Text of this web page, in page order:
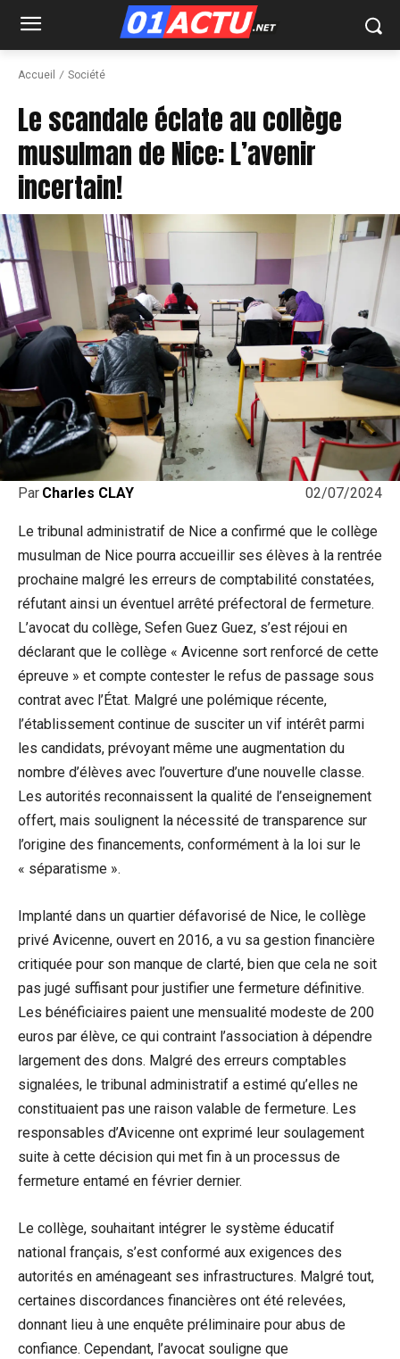
Accueil Société
Le scandale éclate au collège
musulman de Nice: L’avenir
incertain!
02/07/2024
Par Charles CLAY
Le tribunal administratif de Nice a confirmé que le collège
musulman de Nice pourra accueillir ses élèves à la rentrée
prochaine malgré les erreurs de comptabilité constatées,
réfutant ainsi un éventuel arrêté préfectoral de fermeture.
L’avocat du collège, Sefen Guez Guez, s’est réjoui en
déclarant que le collège « Avicenne sort renforcé de cette
épreuve » et compte contester le refus de passage sous
contrat avec l’État. Malgré une polémique récente,
l’établissement continue de susciter un vif intérêt parmi
les candidats, prévoyant même une augmentation du
nombre d’élèves avec l’ouverture d’une nouvelle classe.
Les autorités reconnaissent la qualité de l’enseignement
offert, mais soulignent la nécessité de transparence sur
l’origine des financements, conformément à la loi sur le
« séparatisme ».
Implanté dans un quartier défavorisé de Nice, le collège
privé Avicenne, ouvert en 2016, a vu sa gestion financière
critiquée pour son manque de clarté, bien que cela ne soit
pas jugé suffisant pour justifier une fermeture définitive.
Les bénéficiaires paient une mensualité modeste de 200
euros par élève, ce qui contraint l’association à dépendre
largement des dons. Malgré des erreurs comptables
signalées, le tribunal administratif a estimé qu’elles ne
constituaient pas une raison valable de fermeture. Les
responsables d’Avicenne ont exprimé leur soulagement
suite à cette décision qui met fin à un processus de
fermeture entamé en février dernier.
Le collège, souhaitant intégrer le système éducatif
national français, s’est conformé aux exigences des
autorités en aménageant ses infrastructures. Malgré tout,
certaines discordances financières ont été relevées,
donnant lieu à une enquête préliminaire pour abus de
confiance. Cependant, l’avocat souligne que